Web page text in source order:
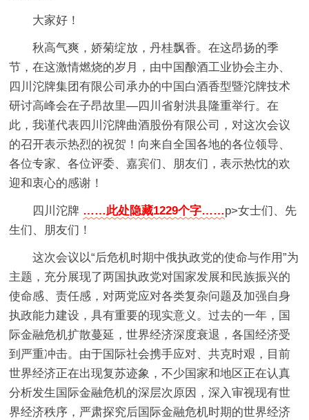
大家好！
秋高气爽，娇菊绽放，丹桂飘香。在这昂扬的季
节，在这激情燃烧的岁月，由中国酿酒工业协会主办、
四川沱牌集团有限公司承办的中国白酒香型暨沱牌技术
研讨高峰会在子昂故里—四川省射洪县隆重举行。在
此，我谨代表四川沱牌曲酒股份有限公司，对这次会议
的召开表示热烈的祝贺！向来自全国各地的各位领导、
各位专家、各位评委、嘉宾们、朋友们，表示热忱的欢
迎和衷心的感谢！
四川沱牌 ……此处隐藏1229个字……p>女士们、先
生们、朋友们！
这次会议以“后危机时期中俄执政党的使命与作用”为
主题，充分展现了两国执政党对国家发展和民族振兴的
使命感、责任感，对两党应对各类复杂问题及加强自身
执政能力建设，具有重要的现实意义。过去的一年，国
际金融危机扩散蔓延，世界经济深度衰退，各国经济受
到严重冲击。由于国际社会携手应对、共克时艰，目前
世界经济正在出现复苏迹象，不少国家和地区正在认真
分析发生国际金融危机的深层次原因，深入审视现有世
界经济秩序，严肃探究后国际金融危机时期的世界经济